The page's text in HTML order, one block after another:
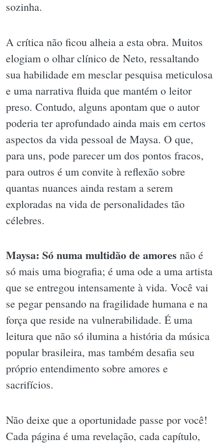
sozinha.
A crítica não ficou alheia a esta obra. Muitos
elogiam o olhar clínico de Neto, ressaltando
sua habilidade em mesclar pesquisa meticulosa
e uma narrativa fluida que mantém o leitor
preso. Contudo, alguns apontam que o autor
poderia ter aprofundado ainda mais em certos
aspectos da vida pessoal de Maysa. O que,
para uns, pode parecer um dos pontos fracos,
para outros é um convite à reflexão sobre
quantas nuances ainda restam a serem
exploradas na vida de personalidades tão
célebres.
Maysa: Só numa multidão de amores não é
só mais uma biografia; é uma ode a uma artista
que se entregou intensamente à vida. Você vai
se pegar pensando na fragilidade humana e na
força que reside na vulnerabilidade. É uma
leitura que não só ilumina a história da música
popular brasileira, mas também desafia seu
próprio entendimento sobre amores e
sacrifícios.
Não deixe que a oportunidade passe por você!
Cada página é uma revelação, cada capítulo,